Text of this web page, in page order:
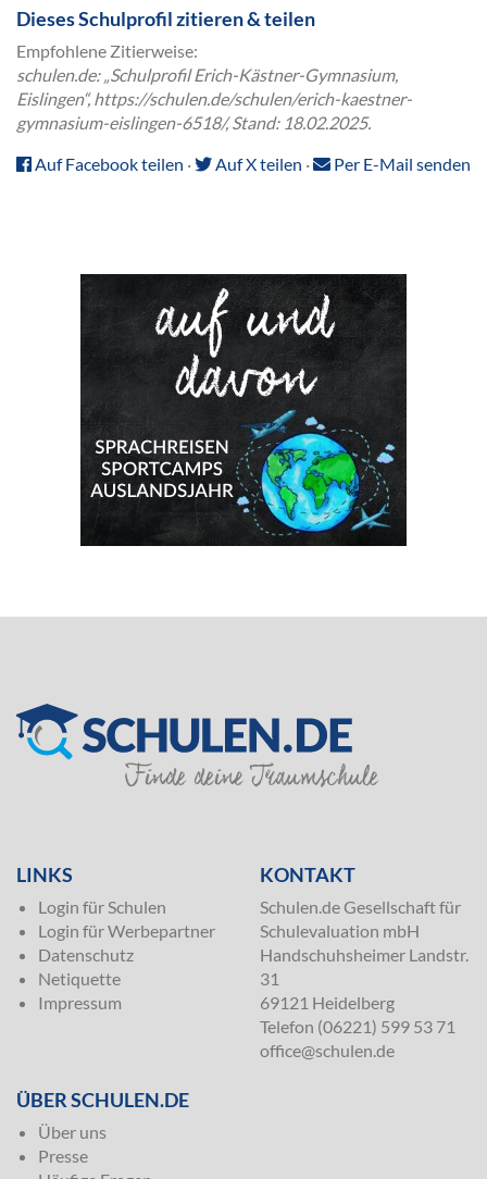
Dieses Schulprofil zitieren & teilen
Empfohlene Zitierweise:
schulen.de: „Schulprofil Erich-Kästner-Gymnasium,
Eislingen“, https://schulen.de/schulen/erich-kaestner-
gymnasium-eislingen-6518/, Stand: 18.02.2025.
Auf Facebook teilen · Auf X teilen · Per E-Mail senden
LINKS
Login für Schulen
Login für Werbepartner
Datenschutz
Netiquette
Impressum
KONTAKT
Schulen.de Gesellschaft für
Schulevaluation mbH
Handschuhsheimer Landstr.
31
69121 Heidelberg
Telefon (06221) 599 53 71
office@schulen.de
ÜBER SCHULEN.DE
Über uns
Presse